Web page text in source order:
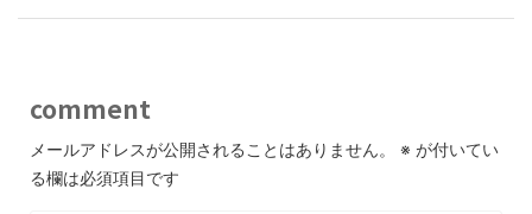
comment
メールアドレスが公開されることはありません。 ※ が付いてい
る欄は必須項目です